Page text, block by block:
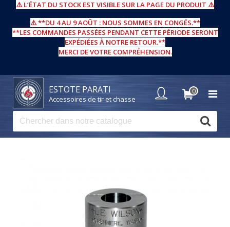
⚠️L’ÉTAT DU STOCK EST VISIBLE SUR LA PAGE DU PRODUIT ⚠️
⚠️ **DU 4 AU 9 AOÛT : NOUS SOMMES EN CONGÉS.**
**LES COMMANDES PASSÉES PENDANT CETTE PÉRIODE SERONT
EXPÉDIÉES À NOTRE RETOUR.**
MERCI DE VOTRE COMPRÉHENSION.
ESTOTE PARATI
Accessoires de tir et chasse
0